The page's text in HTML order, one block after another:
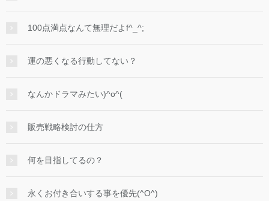
100点満点なんて無理だよf^_^;
運の悪くなる行動してない？
なんかドラマみたい)^o^(
販売戦略検討の仕方
何を目指してるの？
永くお付き合いする事を優先(^O^)